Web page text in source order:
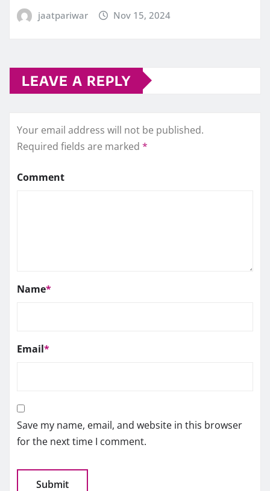
jaatpariwar Nov 15, 2024
LEAVE A REPLY
Your email address will not be published.
Required fields are marked *
Comment
Name*
Email*
Save my name, email, and website in this browser
for the next time I comment.